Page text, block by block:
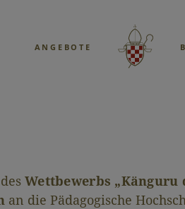
ANGEBOTE
Wettbewerbs „Känguru
an die Pädagogische